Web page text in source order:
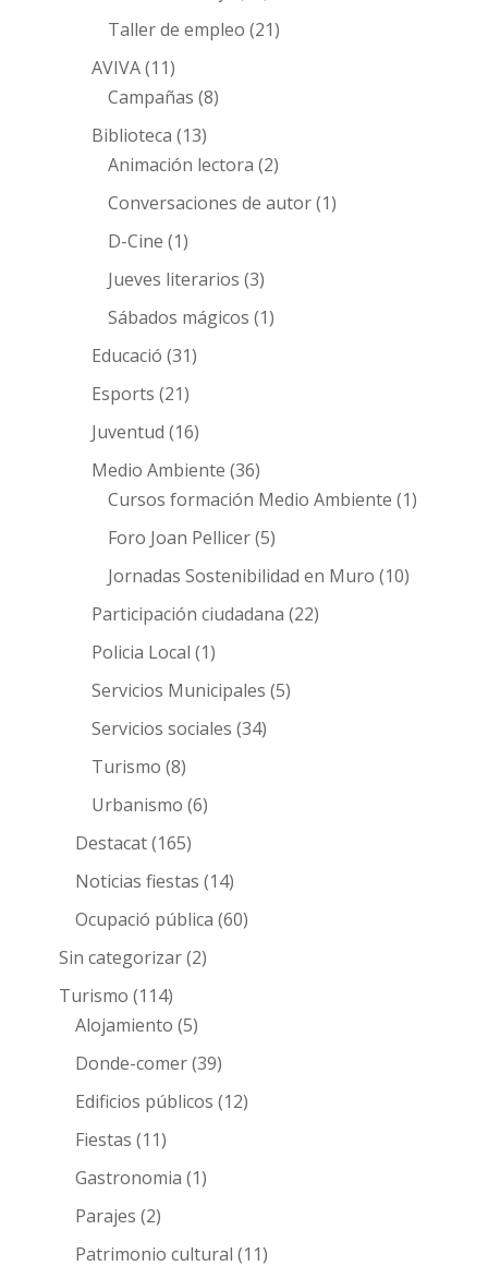
Taller de empleo (21)
AVIVA(11)
Campañas (8)
Biblioteca (13)
Animación lectora (2)
Conversaciones de autor(1)
D-Cine (1)
Jueves literarios (3)
Sábados mágicos (1)
Educació (31)
Esports (21)
Juventud (16)
Medio Ambiente (36)
Cursos formación Medio Ambiente (1)
Foro Joan Pellicer(5)
Jornadas Sostenibilidad en Muro (10)
Participación ciudadana (22)
Policia Local (1)
Servicios Municipales (5)
Servicios sociales (34)
Turismo (8)
Urbanismo (6)
Destacat(165)
Noticias fiestas (14)
Ocupació pública (60)
Sin categorizar(2)
Turismo (114)
Alojamiento (5)
Donde-comer(39)
Edificios públicos (12)
Fiestas (11)
Gastronomia (1)
Parajes (2)
Patrimonio cultural (11)